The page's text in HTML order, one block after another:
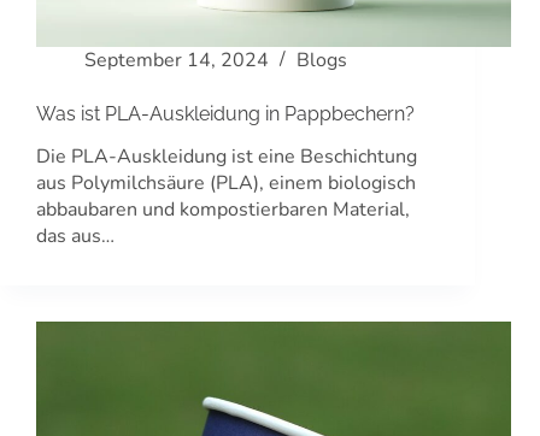
September 14, 2024 Blogs
Was ist PLA-Auskleidung in Pappbechern?
Die PLA-Auskleidung ist eine Beschichtung
aus Polymilchsäure (PLA), einem biologisch
abbaubaren und kompostierbaren Material,
das aus…